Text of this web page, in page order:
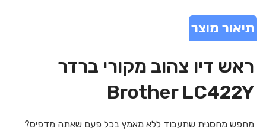
תיאור מוצר
ראש דיו צהוב מקורי ברדר
Brother LC422Y
מחפש מחסנית שתעבוד ללא מאמץ בכל פעם שאתה מדפיס?